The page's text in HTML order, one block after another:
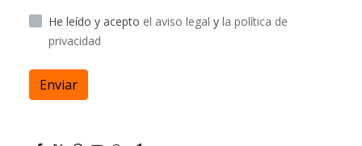
He leído y acepto el aviso legal y la política de
privacidad
Enviar